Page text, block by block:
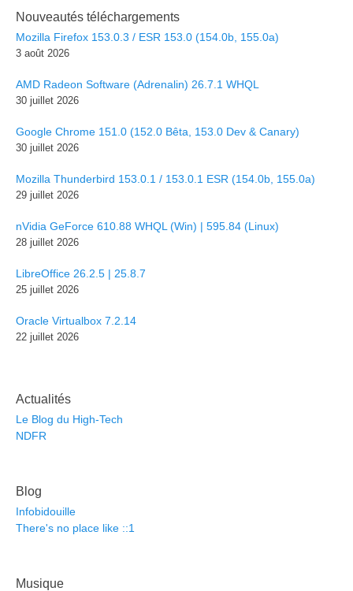
Nouveautés téléchargements
Mozilla Firefox 153.0.3 / ESR 153.0 (154.0b, 155.0a)
3 août 2026
AMD Radeon Software (Adrenalin) 26.7.1 WHQL
30 juillet 2026
Google Chrome 151.0 (152.0 Bêta, 153.0 Dev & Canary)
30 juillet 2026
Mozilla Thunderbird 153.0.1 / 153.0.1 ESR (154.0b, 155.0a)
29 juillet 2026
nVidia GeForce 610.88 WHQL (Win) | 595.84 (Linux)
28 juillet 2026
LibreOffice 26.2.5 | 25.8.7
25 juillet 2026
Oracle Virtualbox 7.2.14
22 juillet 2026
Actualités
Le Blog du High-Tech
NDFR
Blog
Infobidouille
There's no place like ::1
Musique